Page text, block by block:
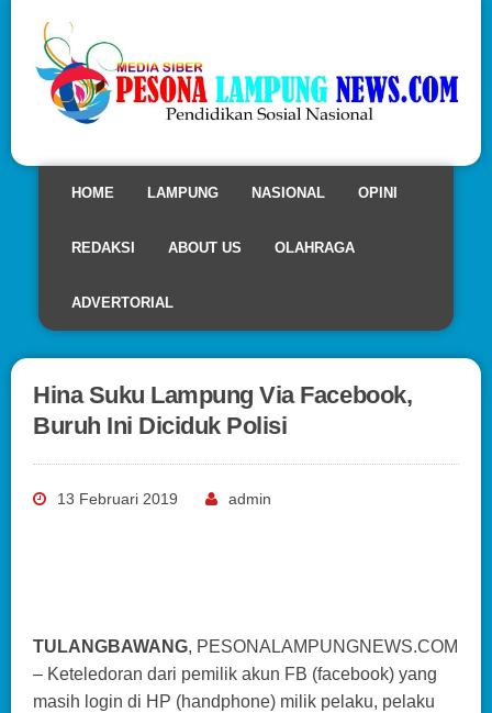
HOME LAMPUNG NASIONAL OPINI
REDAKSI ABOUT US OLAHRAGA
ADVERTORIAL
Hina Suku Lampung Via Facebook,
Buruh Ini Diciduk Polisi
13 Februari 2019 admin
TULANGBAWANG, PESONALAMPUNGNEWS.COM
– Keteledoran dari pemilik akun FB (facebook) yang
masih login di HP (handphone) milik pelaku, pelaku